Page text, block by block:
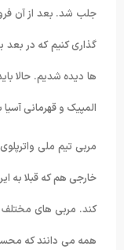
جلب شد. بعد از آن
گذاری کنیم که در بعد
ها دیده شدیم. حالا
المپیک و قهرمانی
مربی تیم ملی
خارجی هم که قبلا به
کند. مربی های مختلف
همه می دانند که محسن